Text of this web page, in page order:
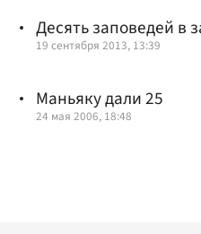
Десять заповедей в
19 сентября 2013, 13:39
Маньяку дали 25
24 мая 2006, 18:48